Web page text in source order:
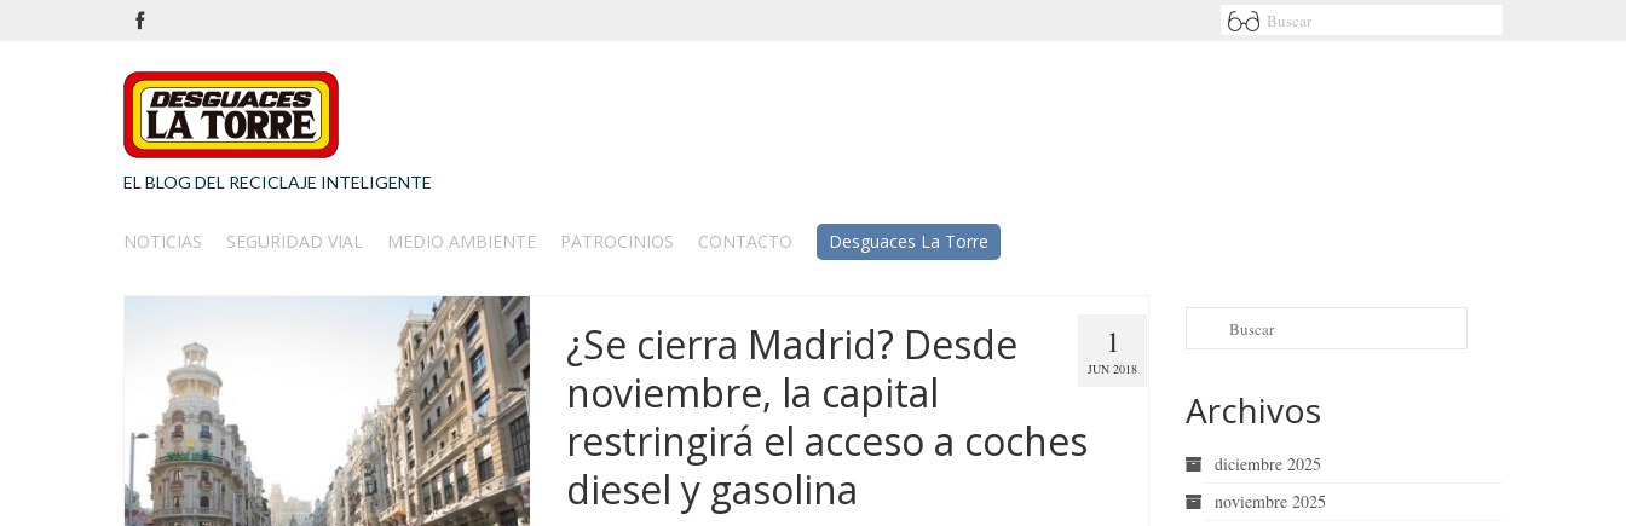
EL BLOG DEL RECICLAJE INTELIGENTE
NOTICIAS SEGURIDAD VIAL MEDIO AMBIENTE PATROCINIOS CONTACTO Desguaces La Torre
1
JUN 2018
¿Se cierra Madrid? Desde
noviembre, la capital
restringirá el acceso a coches
diesel y gasolina
Archivos
diciembre 2025
noviembre 2025